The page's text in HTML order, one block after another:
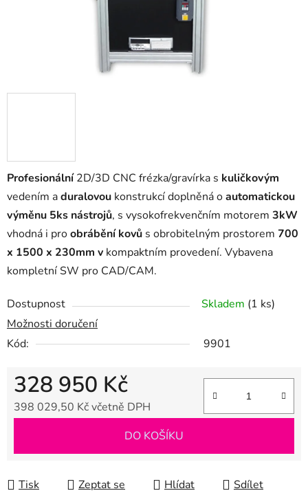
Profesionální2D/3D CNC frézka/gravírka s kuličkovým
vedením aduralovou konstrukcí doplněná oautomatickou
výměnu 5ks nástrojů, s vysokofrekvenčním motorem 3kW
vhodná i proobrábění kovů s obrobitelným prostorem 700
x 1500 x 230mm v kompaktním provedení. Vybavena
kompletní SW pro CAD/CAM.
Dostupnost Skladem (1 ks)
Možnosti doručení
Kód:
9901
328 950 Kč
398 029,50 Kč včetně DPH
DO KOŠÍKU
Tisk Zeptat se Hlídat Sdílet